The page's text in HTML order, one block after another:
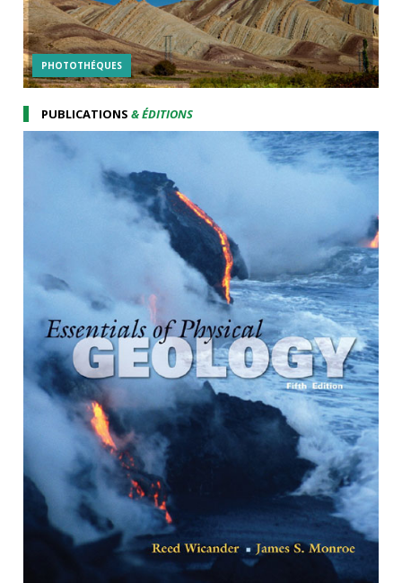
PHOTOTHÉQUES
PUBLICATIONS& ÉDITIONS